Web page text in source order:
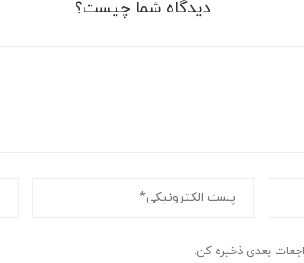
دیدگاه شما چیست؟
بعدی ذخیره کن.